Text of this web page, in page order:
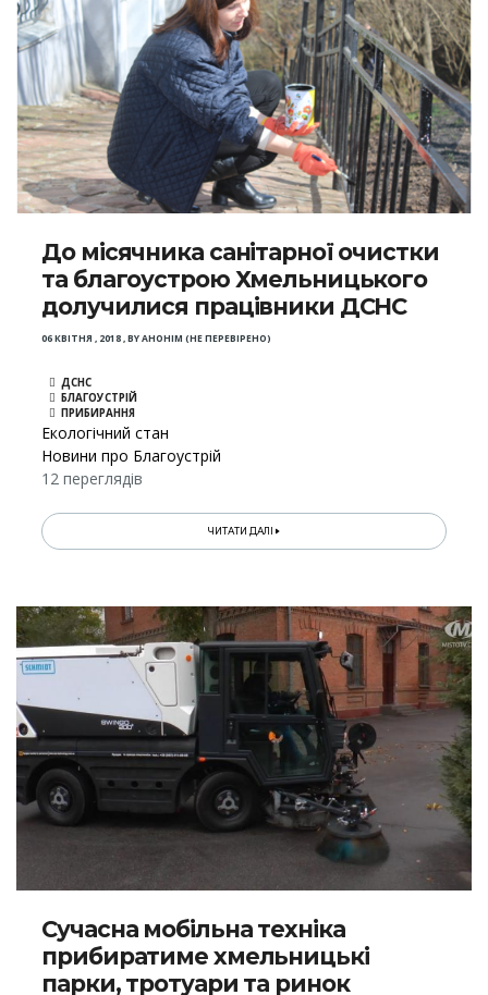
До місячника санітарної очистки
та благоустрою Хмельницького
долучилися працівники ДСНС
06 КВІТНЯ , 2018,BYАНОНІМ (НЕ ПЕРЕВІРЕНО)
ДСНС
БЛАГОУСТРІЙ
ПРИБИРАННЯ
Екологічний стан
Новини про Благоустрій
12 переглядів
ЧИТАТИ ДАЛІ
Сучасна мобільна техніка
прибиратиме хмельницькі
парки, тротуари та ринок